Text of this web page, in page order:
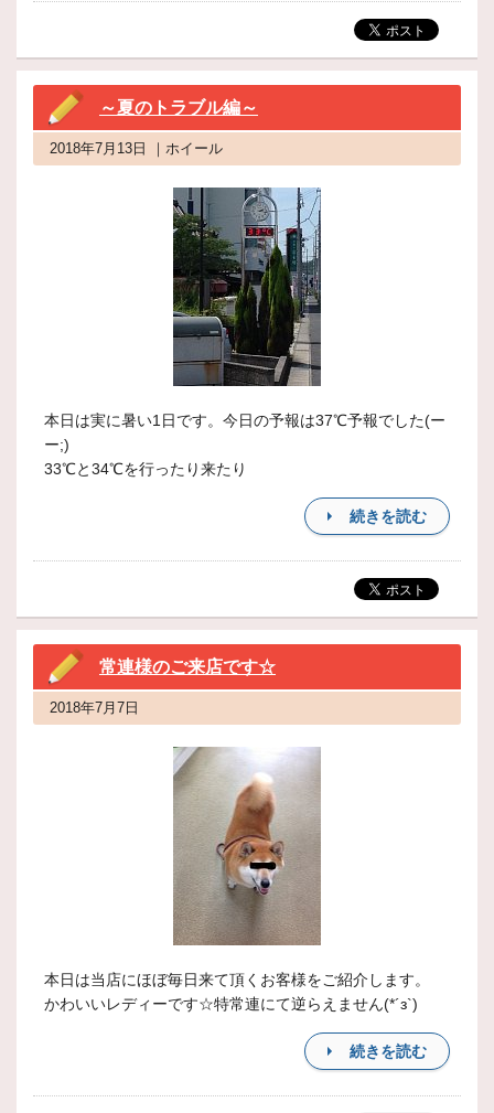
～夏のトラブル編～
2018年7月13日 ｜ホイール
本日は実に暑い1日です。今日の予報は37℃予報でした(ー
ー;)
33℃と34℃を行ったり来たり
続きを読む
常連様のご来店です☆
2018年7月7日
本日は当店にほぼ毎日来て頂くお客様をご紹介します。
かわいいレディーです☆特常連にて逆らえません(*´з`)
続きを読む